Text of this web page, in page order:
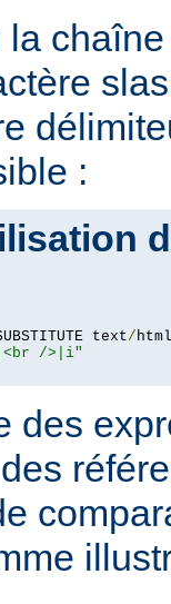
:
text/ html
/>|i"
des